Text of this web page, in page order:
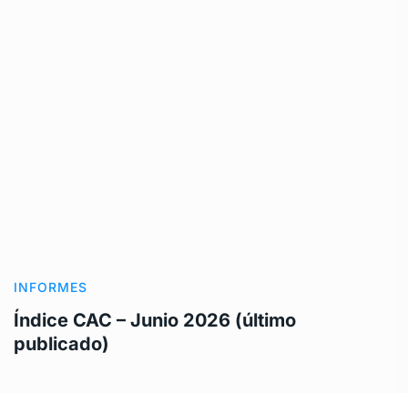
INFORMES
Índice CAC – Junio 2026 (último
publicado)